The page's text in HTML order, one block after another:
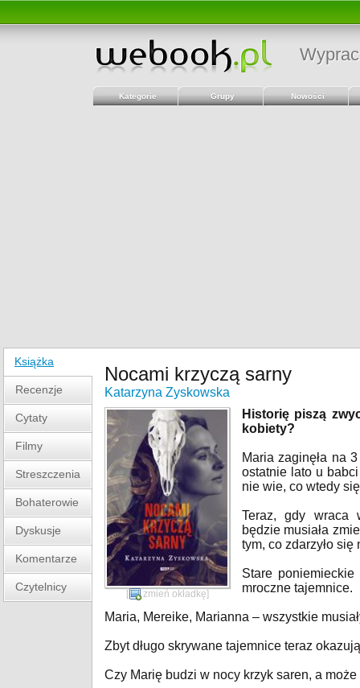
Kategorie Grupy Nowości
Książka
Recenzje
Cytaty
Filmy
Streszczenia
Bohaterowie
Dyskusje
Komentarze
Czytelnicy
Nocami krzyczą sarny
Katarzyna Zyskowska
[ zmień okładkę]
Historię piszą
kobiety?
Maria zaginęła na
ostatnie lato u
nie wie, co wtedy
Teraz, gdy wraca
będzie musiała
tym, co zdarzyło
Stare
mroczne tajemnice.
Maria, Mereike, Marianna – wszystkie
Zbyt długo skrywane tajemnice teraz
Czy Marię budzi w nocy krzyk saren, a może